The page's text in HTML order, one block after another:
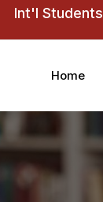
Int'l Students
Home